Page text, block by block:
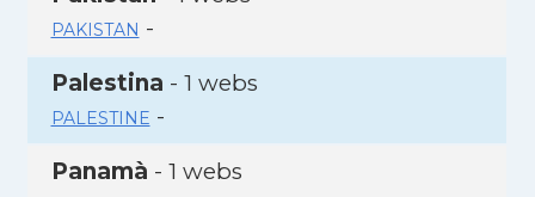
PAKISTAN -
Palestina - 1 webs
PALESTINE -
Panamà - 1 webs